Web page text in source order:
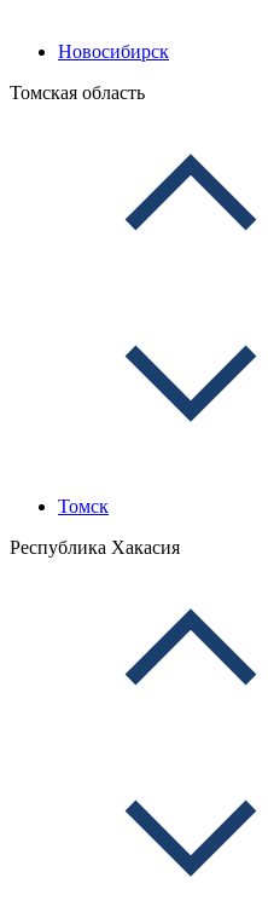
Новосибирск
Томская область
Томск
Республика Хакасия